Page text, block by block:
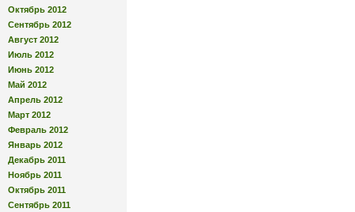
Октябрь 2012
Сентябрь 2012
Август 2012
Июль 2012
Июнь 2012
Май 2012
Апрель 2012
Март 2012
Февраль 2012
Январь 2012
Декабрь 2011
Ноябрь 2011
Октябрь 2011
Сентябрь 2011